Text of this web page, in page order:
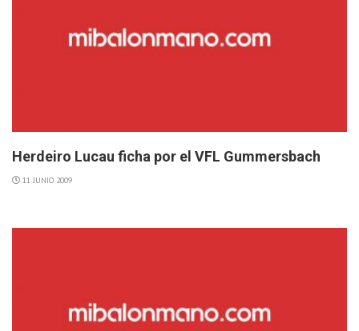
Herdeiro Lucau ficha por el VFL Gummersbach
11 JUNIO 2009